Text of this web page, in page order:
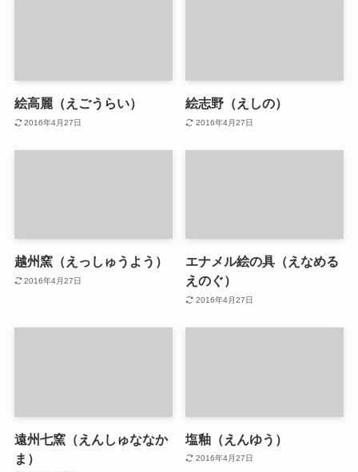
絵高麗（えごうらい）
2016年4月27日
絵志野（えしの）
2016年4月27日
越州窯（えっしゅうよう）
2016年4月27日
エナメル絵の具（えなめる
えのぐ）
2016年4月27日
遠州七窯（えんしゅななか
ま）
塩釉（えんゆう）
2016年4月27日